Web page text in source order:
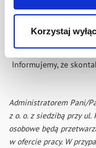
Korzystaj
Informujemy, że
Administratorem Pani/
z o. o. z siedzibą przy
osobowe będą
w ofercie pracy. W